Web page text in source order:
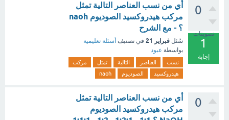
0
تصويتات
1
إجابة
أي من نسب العناصر التالية تمثل
مركب هيدروكسيد الصوديوم naoh
؟ - مع الشرح
سُئل فبراير 21 في تصنيف أسئلة تعليمية
بواسطة عبود
نسب العناصر التالية تمثل
مركب
هيدروكسيد
الصوديوم naoh
0
أي من نسب العناصر التالية تمثل
مركب هيدروكسيد الصوديوم